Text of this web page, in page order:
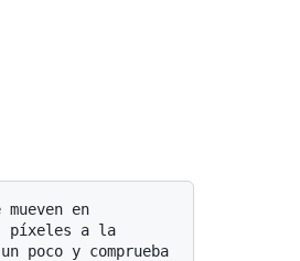
píxeles a la
poco y comprueba